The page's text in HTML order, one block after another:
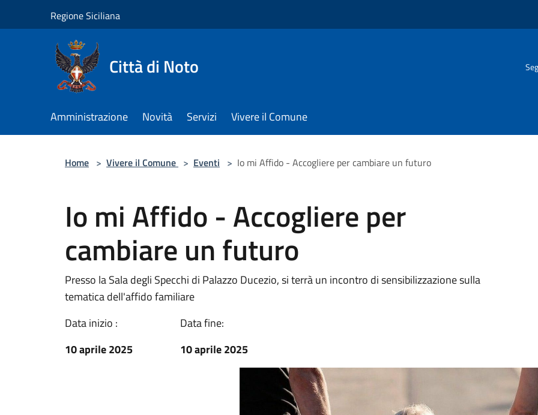
Regione Siciliana
Città di Noto
Amministrazione Novità Servizi Vivere il Comune
Home > Vivere il Comune > Eventi > Io mi Affido - Accogliere per cambiare un futuro
Io mi Affido - Accogliere per
cambiare un futuro
Presso la Sala degli Specchi di Palazzo Ducezio, si terrà un incontro di sensibilizzazione sulla
tematica dell'affido familiare
Data inizio :
10 aprile 2025
Data fine:
10 aprile 2025